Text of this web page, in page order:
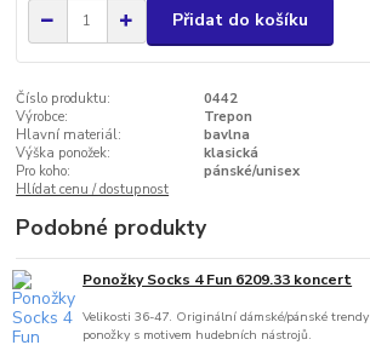
Přidat do košíku
Číslo produktu:
0442
Výrobce:
Trepon
Hlavní materiál:
bavlna
Výška ponožek:
klasická
Pro koho:
pánské/unisex
Hlídat cenu / dostupnost
Podobné produkty
Ponožky Socks 4 Fun 6209.33 koncert
Velikosti 36-47. Originální dámské/pánské trendy
ponožky s motivem hudebních nástrojů.